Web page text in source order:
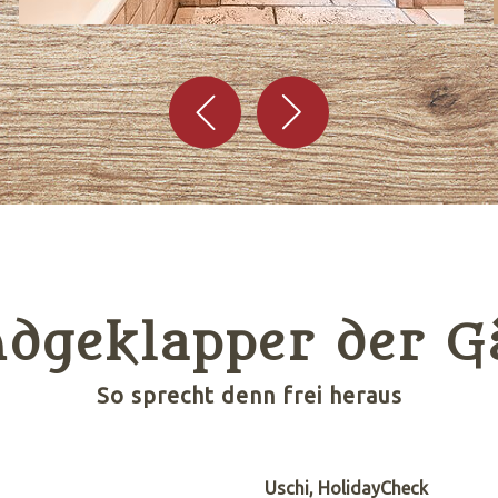
der
So sprecht denn frei heraus
Uschi, HolidayCheck